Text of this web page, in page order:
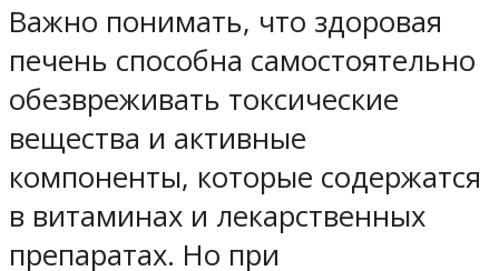
Важно понимать, что здоровая
печень способна самостоятельно
обезвреживать токсические
вещества и активные
компоненты, которые содержатся
в витаминах и лекарственных
препаратах. Но при